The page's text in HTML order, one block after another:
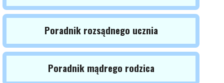
Poradnik rozsądnego ucznia
Poradnik mądrego rodzica